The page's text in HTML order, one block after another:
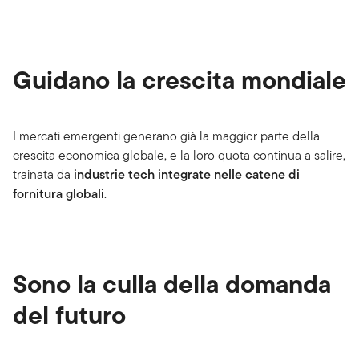
Guidano la crescita mondiale
I mercati emergenti generano già la maggior parte della
crescita economica globale, e la loro quota continua a salire,
trainata da industrie tech integrate nelle catene di
fornitura globali.
Sono la culla della domanda
del futuro